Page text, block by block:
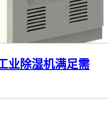
业除湿机满足需